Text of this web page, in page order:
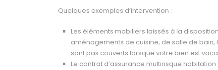
Quelques exemples d’intervention :
Les éléments mobiliers laissés à la
aménagements de cuisine, de salle de
sont pas couverts lorsque votre bien est
Le contrat d’assurance multirisque